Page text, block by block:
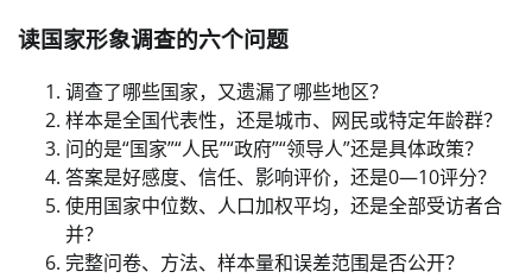
读国家形象调查的六个问题
调查了哪些国家，又遗漏了哪些地区？
样本是全国代表性，还是城市、网民或特定年龄群？
问的是“国家”“人民”“政府”“领导人”还是具体政策？
答案是好感度、信任、影响评价，还是0—10评分？
使用国家中位数、人口加权平均，还是全部受访者合
并？
完整问卷、方法、样本量和误差范围是否公开？